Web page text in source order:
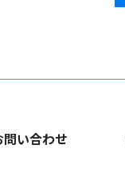
問い合わせ